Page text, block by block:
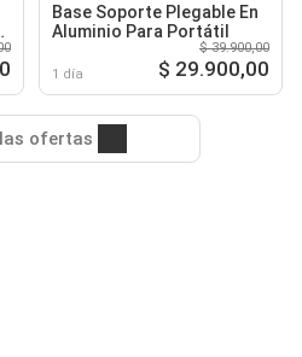
Base Soporte Plegable En
Aluminio Para Portátil
1 día
$ 39.900,00
$ 29.900,00
ofertas